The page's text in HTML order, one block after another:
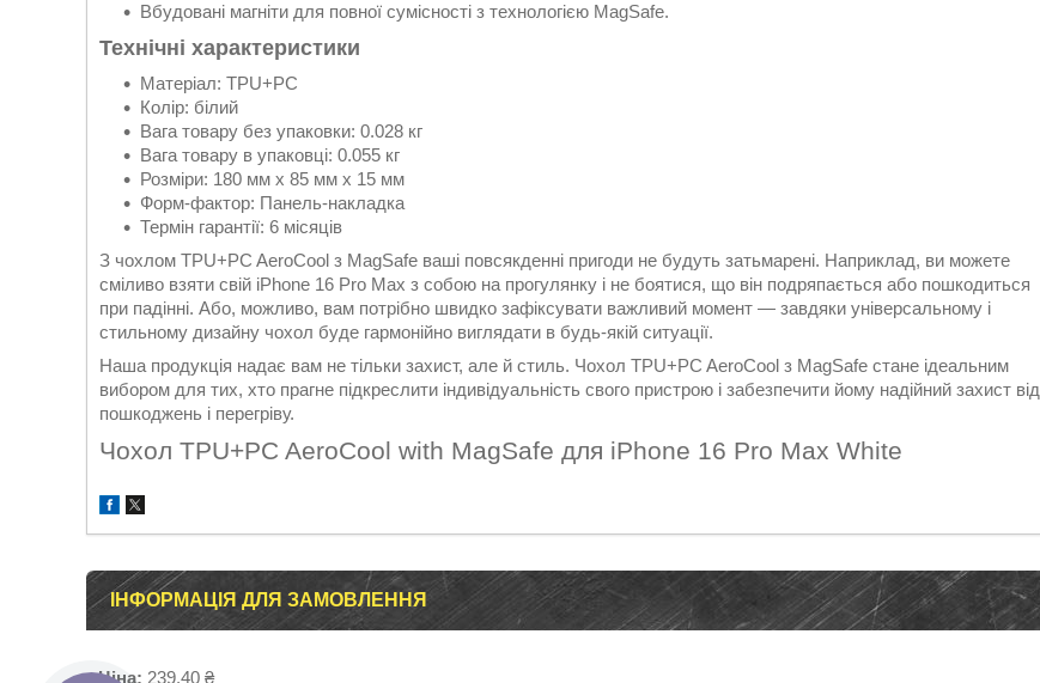
Вбудовані магніти для повної сумісності з технологією MagSafe.
Технічні характеристики
Матеріал: TPU+PC
Колір: білий
Вага товару без упаковки: 0.028 кг
Вага товару в упаковці: 0.055 кг
Розміри: 180 мм x 85 мм x 15 мм
Форм-фактор: Панель-накладка
Термін гарантії: 6 місяців
З чохлом TPU+PC AeroCool з MagSafe ваші повсякденні пригоди не будуть затьмарені. Наприклад, ви можете
сміливо взяти свій iPhone 16 Pro Max з собою на прогулянку і не боятися, що він подряпається або пошкодиться
при падінні. Або, можливо, вам потрібно швидко зафіксувати важливий момент — завдяки універсальному і
стильному дизайну чохол буде гармонійно виглядати в будь-якій ситуації.
Наша продукція надає вам не тільки захист, але й стиль. Чохол TPU+PC AeroCool з MagSafe стане ідеальним
вибором для тих, хто прагне підкреслити індивідуальність свого пристрою і забезпечити йому надійний захист від
пошкоджень і перегріву.
Чохол TPU+PC AeroCool with MagSafe для iPhone 16 Pro Max White
ІНФОРМАЦІЯ ДЛЯ ЗАМОВЛЕННЯ
Ціна: 239,40 ₴